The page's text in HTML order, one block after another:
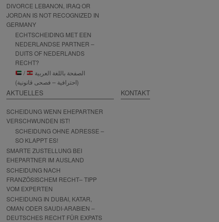
DIVORCE LEBANON, IRAQ OR
JORDAN IS NOT RECOGNIZED IN
GERMANY
ECHTSCHEIDING MET EEN
NEDERLANDSE PARTNER –
DUITS OF NEDERLANDS
RECHT?
/
(احترافية – فصحى قانونية)
AKTUELLES
SCHEIDUNG WENN EHEPARTNER
VERSCHWUNDEN IST!
SCHEIDUNG OHNE ADRESSE –
SO KLAPPT ES!
SMARTE ZUSTELLUNG BEI
EHEPARTNER IM AUSLAND
SCHEIDUNG NACH
FRANZÖSISCHEM RECHT– TIPP
VOM EXPERTEN
SCHEIDUNG IN DUBAI, KATAR,
OMAN ODER SAUDI-ARABIEN –
DEUTSCHES RECHT FÜR EXPATS
KONTAKT